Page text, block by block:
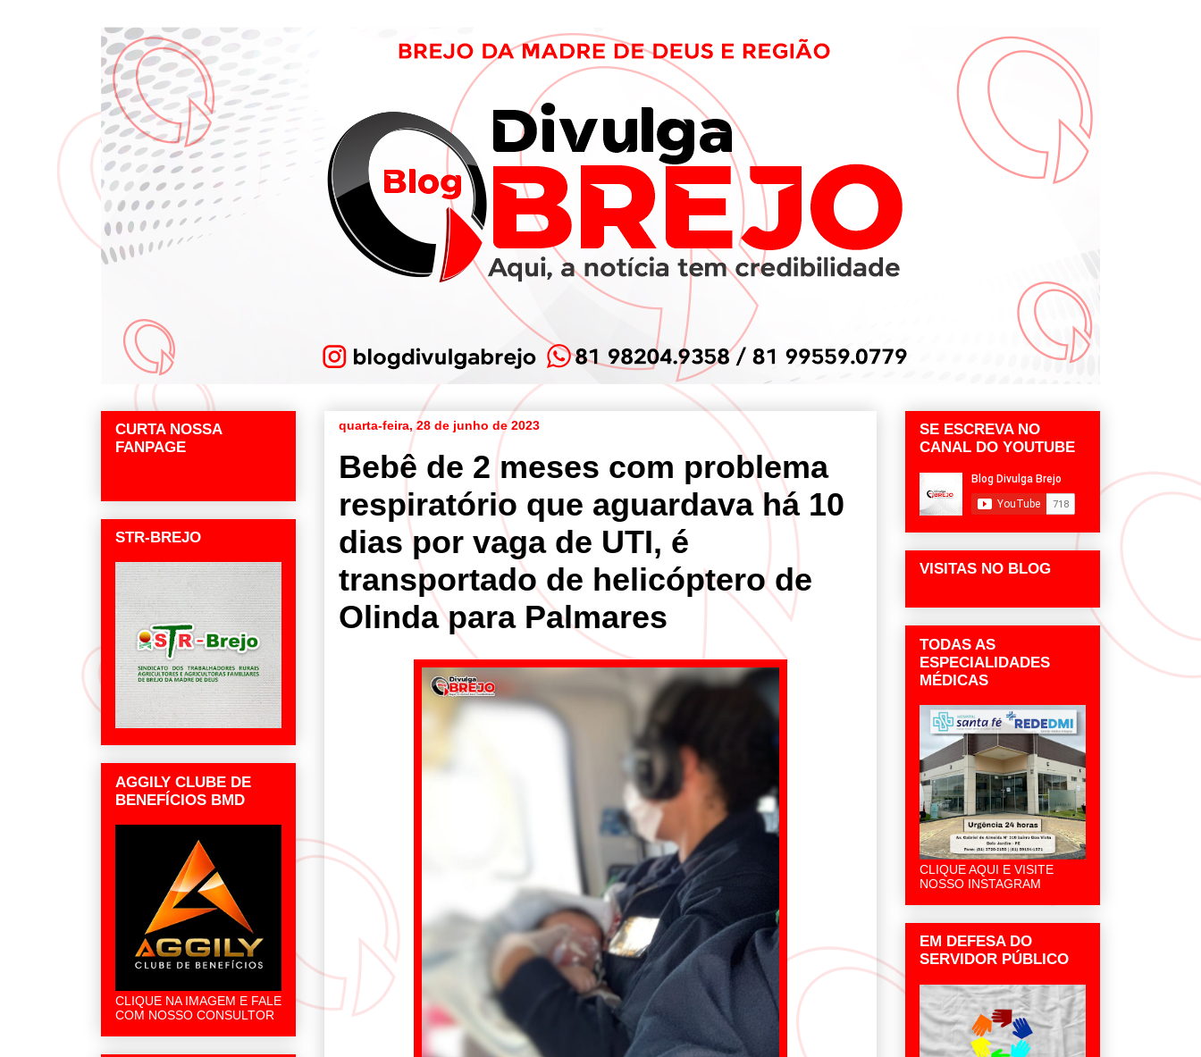
quarta-feira, 28 de junho de 2023
Bebê de 2 meses com problema
respiratório que aguardava há 10
dias por vaga de UTI, é
transportado de helicóptero de
Olinda para Palmares
CURTA NOSSA
FANPAGE
STR-BREJO
AGGILY CLUBE DE
BENEFÍCIOS BMD
CLIQUE NA IMAGEM E FALE
COM NOSSO CONSULTOR
SE ESCREVA NO
CANAL DO YOUTUBE
VISITAS NO BLOG
TODAS AS
ESPECIALIDADES
MÉDICAS
CLIQUE AQUI E VISITE
NOSSO INSTAGRAM
EM DEFESA DO
SERVIDOR PÚBLICO